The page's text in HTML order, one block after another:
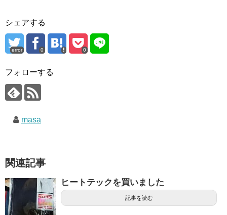
シェアする
error 0 0
フォローする
masa
関連記事
ヒートテックを買いました
記事を読む